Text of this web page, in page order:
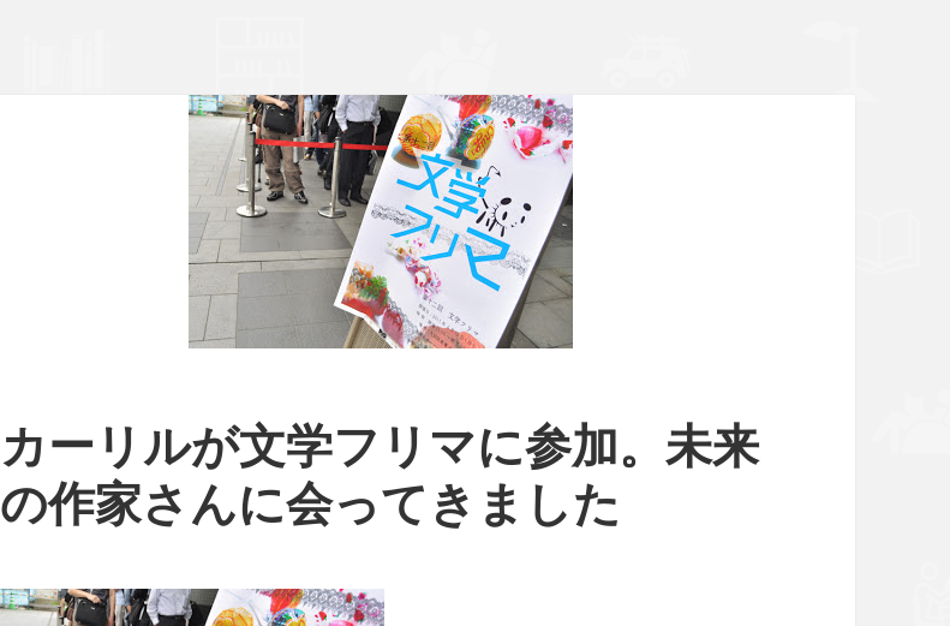
カーリルが文学フリマに参加。未来
の作家さんに会ってきました